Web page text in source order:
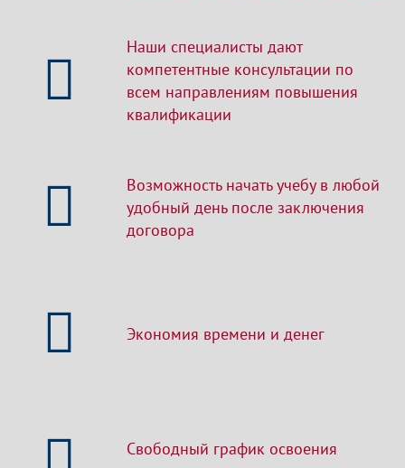
Наши специалисты дают
компетентные консультации по
всем направлениям повышения
квалификации
Возможность начать учебу в любой
удобный день после заключения
договора
Экономия времени и денег
Свободный график освоения